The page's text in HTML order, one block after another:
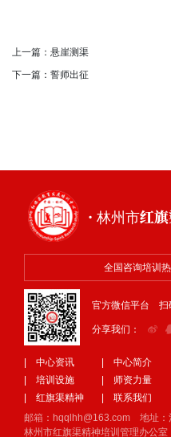
上一篇： 悬崖测渠
下一篇： 誓师出征
· 林州市红
全国咨询培训
官方微信平台 扫
分享我们：
| 中心资讯 | 中心简介
| 培训设施
| 师资力量
| 红旗渠精神
| 联系我们
邮箱：hqqlhh@163.com 地址：
林州市红旗渠精神培训管理办公